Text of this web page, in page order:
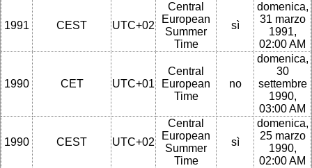
1991 CEST UTC+02
Central
European
Summer
Time
sì
domenica,
31 marzo
1991,
02:00 AM
1990 CET UTC+01
Central
European
Time
no
domenica,
30
settembre
1990,
03:00 AM
1990 CEST UTC+02
Central
European
Summer
Time
sì
domenica,
25 marzo
1990,
02:00 AM